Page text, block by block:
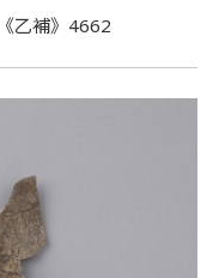
乙補》4662